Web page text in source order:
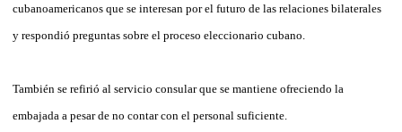
cubanoamericanos que se interesan por el futuro de las relaciones bilaterales
y respondió preguntas sobre el proceso eleccionario cubano.
También se refirió al servicio consular que se mantiene ofreciendo la
embajada a pesar de no contar con el personal suficiente.